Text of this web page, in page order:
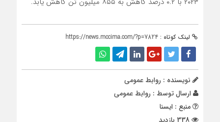
لینک کوتاه : https://news.mccima.com/?p=7824
نویسنده : روابط عمومی
ارسال توسط : روابط عمومی
منبع : ایسنا